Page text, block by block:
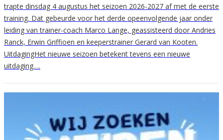
trapte dinsdag 4 augustus het seizoen 2026-2027 af met de eerste
training. Dat gebeurde voor het derde opeenvolgende jaar onder
leiding van trainer-coach Marco Lange, geassisteerd door Andries
Ranck, Erwin Griffioen en keeperstrainer Gerard van Kooten.
UitdagingHet nieuwe seizoen betekent tevens een nieuwe
uitdaging….